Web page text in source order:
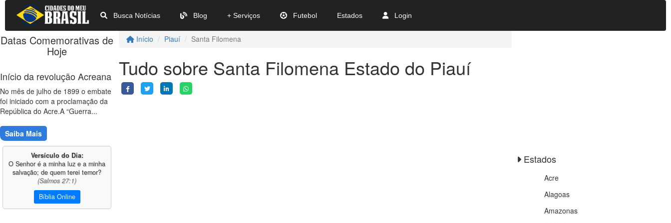
Busca Notícias Blog + Serviços Futebol Estados Login
Início Piauí Santa Filomena
Tudo sobre Santa Filomena Estado do Piauí
Datas Comemorativas de
Hoje
Início da revolução Acreana
No mês de julho de 1899 o embate
foi iniciado com a proclamação da
República do Acre.A “Guerra...
Saiba Mais
Versículo do Dia:
O Senhor é a minha luz e a minha
salvação; de quem terei temor?
(Salmos 27:1)
Bíblia Online
Estados
Acre
Alagoas
Amazonas